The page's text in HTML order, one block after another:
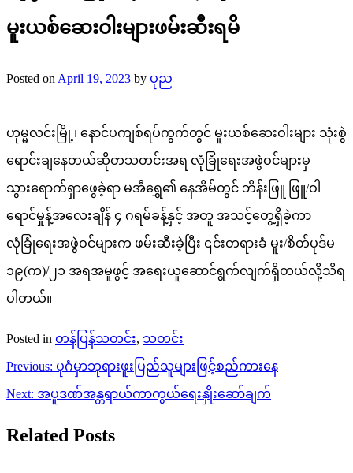
မူးယစ်ဆေးဝါးများဖမ်းဆီးရမိ
Posted on April 19, 2023 by ပုည
ဟုမ္မလင်းမြို့၊ နောင်ပကျစ်ရပ်ကွက်တွင် မူးယစ်ဆေးဝါးများ သုံးစွဲ
ရောင်းချနေတယ်ဆိုတသတင်းအရ လုံခြုံရေးအဖွဲဝင်များမှ
သွားရောက်ရှာဖွေခဲ့ရာ မအီရွှေ၏ နေအိမ်တွင် ဘိန်းဖြူ ဖြူ/ဝါ
ရောင်မှုန့်အလေးချိန် ၄ ဂရမ်ခန့်နှင့် အတူ အသင့်တွေ့ရှိခဲ့ကာ
လုံခြုံရေးအဖွဲဝင်များက ဖမ်းဆီးခဲ့ပြီး ၎င်းတရားခံ မူး/စိတ်ပုဒ်မ
၁၉(က)/၂၁ အရအမှုဖွင့် အရေးယူဆောင်ရွက်လျက်ရှိတယ်လို့သိရ
ပါတယ်။
Posted in တန်ပြန်သတင်း, သတင်း
Post
navigation
Previous: ပုဂံမှာဘုရားဖူးပြည်သူများဖြင့်စည်ကားနေ
Next: အပူဒဏ်အန္တရာယ်ကာကွယ်ရေးနှိုးဆော်ချက်
Related Posts